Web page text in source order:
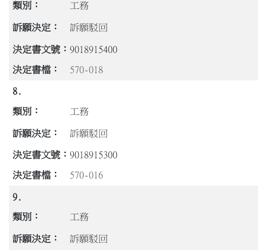
工務
訴願駁回
9018915400
570-018
8.
工務
訴願駁回
9018915300
570-016
9.
工務
訴願駁回